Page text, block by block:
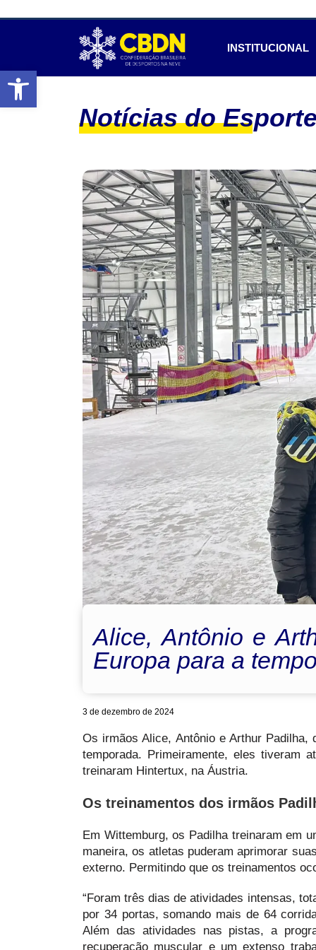
INSTITUCIONAL
Notícias do Esporte
Alice, Antônio e
Europa para a
3 de dezembro de 2024
Os irmãos Alice, Antônio e Arthur
temporada. Primeiramente, eles tiveram
treinaram Hintertux, na Áustria.
Os treinamentos dos irmãos
Em Wittemburg, os Padilha treinaram em
maneira, os atletas puderam aprimorar
externo. Permitindo que os treinamentos
“Foram três dias de atividades intensas,
por 34 portas, somando mais de 64
Além das atividades nas pistas, a
recuperação muscular e um extenso
Abrir a barra de ferramentas